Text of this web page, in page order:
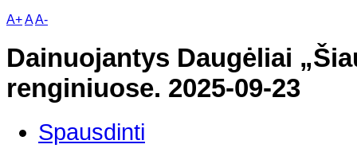
A+AA-
Dainuojantys Daugėliai
renginiuose. 2025-09-23
Spausdinti